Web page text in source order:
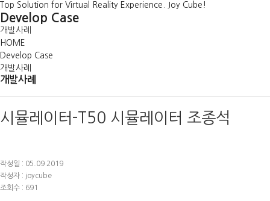
Top Solution for Virtual Reality Experience. Joy Cube!
Develop Case
개발사례
HOME
Develop Case
개발사례
개발사례
시뮬레이터-T50 시뮬레이터 조종석
작성일 : 05.09 2019
작성자 : joycube
조회수 : 691